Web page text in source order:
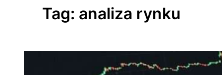
Tag: analiza rynku